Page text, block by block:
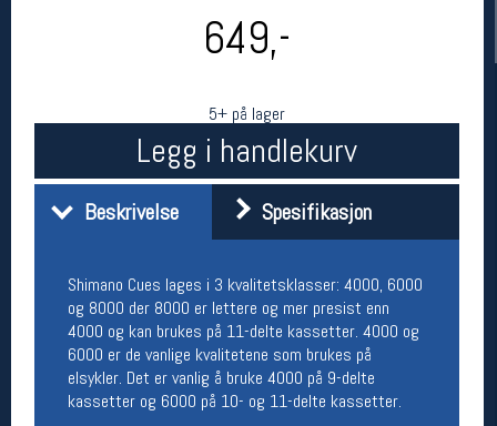
649,-
5+ på lager
Legg i handlekurv
Beskrivelse Spesifikasjon
Shimano Cues lages i 3 kvalitetsklasser: 4000, 6000
og 8000 der 8000 er lettere og mer presist enn
4000 og kan brukes på 11-delte kassetter. 4000 og
6000 er de vanlige kvalitetene som brukes på
elsykler. Det er vanlig å bruke 4000 på 9-delte
kassetter og 6000 på 10- og 11-delte kassetter.
Her finner du oss
Oslo Sportslager
Telefon: 23 32 62 00
(telefontid man-fredag klokken 10-13)
Vis i kart
Om oss
Kontakt oss